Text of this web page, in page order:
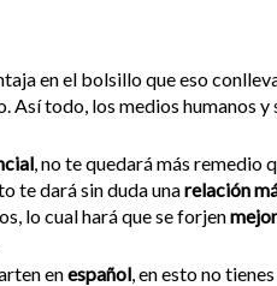
en el bolsillo que eso
Así todo, los medios humanos
, no te quedará más
te dará sin duda unarelación
lo cual hará que se forjen
enespañol , en esto no